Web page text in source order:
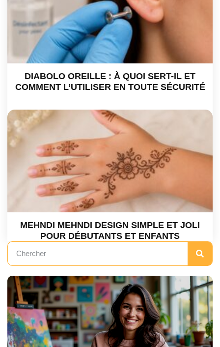
DIABOLO OREILLE : À QUOI SERT-IL ET
COMMENT L’UTILISER EN TOUTE SÉCURITÉ
MEHNDI MEHNDI DESIGN SIMPLE ET JOLI
POUR DÉBUTANTS ET ENFANTS